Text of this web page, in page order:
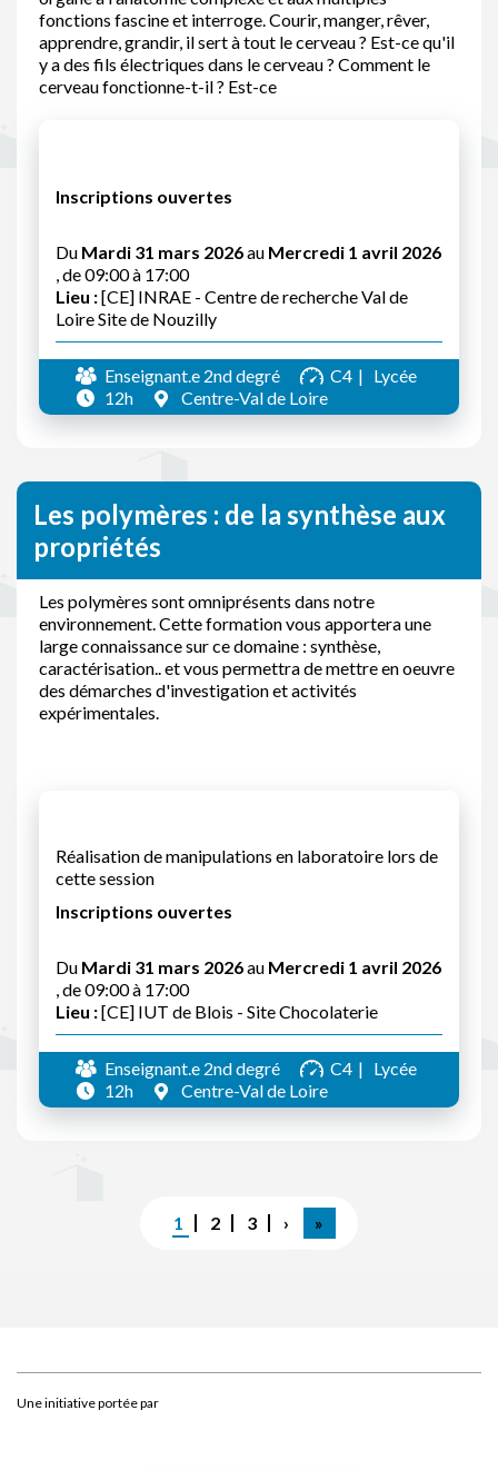
fonctions fascine et interroge. Courir, manger, rêver,
apprendre, grandir, il sert à tout le cerveau ? Est-ce qu'il
y a des fils électriques dans le cerveau ? Comment le
cerveau fonctionne-t-il ? Est-ce
Inscriptions ouvertes
Du Mardi 31 mars 2026au Mercredi 1 avril 2026
, de 09:00 à 17:00
Lieu :[CE] INRAE - Centre de recherche Val de
Loire Site de Nouzilly
Enseignant.e 2nd degré C4
Lycée
12h
Centre-Val de Loire
Les polymères : de la synthèse aux
propriétés
Les polymères sont omniprésents dans notre
environnement. Cette formation vous apportera une
large connaissance sur ce domaine : synthèse,
caractérisation.. et vous permettra de mettre en oeuvre
des démarches d'investigation et activités
expérimentales.
Réalisation de manipulations en laboratoire lors de
cette session
Inscriptions ouvertes
Du Mardi 31 mars 2026au Mercredi 1 avril 2026
, de 09:00 à 17:00
Lieu :[CE] IUT de Blois - Site Chocolaterie
Enseignant.e 2nd degré C4
Lycée
12h
Centre-Val de Loire
Page
courante
1 Page
2 Page
3
Page
suivante
›
Dernière
page
»
Une initiative portée par